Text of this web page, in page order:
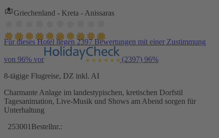
Griechenland - Kreta - Anissaras
Für dieses Hotel liegen 2397 Bewertungen mit einer Zustimmung
von 96% vor (2397) 96%
8-tägige Flugreise, DZ inkl. AI
Charmante Anlage im landestypischen, kretischen Dorfstil
Tagesanimation, Live-Musik und Shows am Abend sorgen für
Unterhaltung
253001 Bestellnr.: